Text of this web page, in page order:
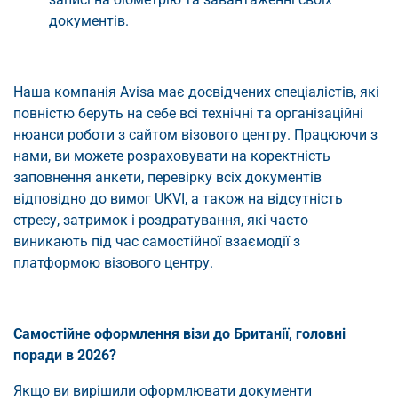
документів.
Наша компанія Avisa має досвідчених спеціалістів, які
повністю беруть на себе всі технічні та організаційні
нюанси роботи з сайтом візового центру. Працюючи з
нами, ви можете розраховувати на коректність
заповнення анкети, перевірку всіх документів
відповідно до вимог UKVI, а також на відсутність
стресу, затримок і роздратування, які часто
виникають під час самостійної взаємодії з
платформою візового центру.
Самостійне оформлення візи до Британії, головні
поради в 2026?
Якщо ви вирішили оформлювати документи